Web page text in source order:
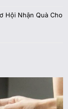
Hội Nhận Quà Cho